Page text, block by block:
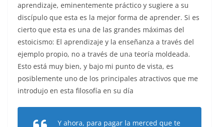
aprendizaje, eminentemente práctico y sugiere a su
discípulo que esta es la mejor forma de aprender. Si es
cierto que esta es una de las grandes máximas del
estoicismo: El aprendizaje y la enseñanza a través del
ejemplo propio, no a través de una teoría moldeada.
Esto está muy bien, y bajo mi punto de vista, es
posiblemente uno de los principales atractivos que me
introdujo en esta filosofía en su día
Y ahora, para pagar la merced que te